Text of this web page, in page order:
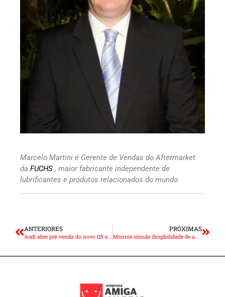
Marcelo Martini é Gerente de Vendas do Aftermarket
da FUCHS , maior fabricante independente de
lubrificantes e produtos relacionados do mundo
ANTERIORES PRÓXIMAS